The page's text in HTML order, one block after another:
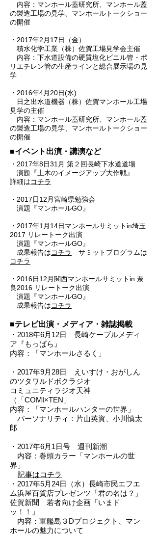
内容：マンホール蓋研究所、マンホール蓋
の製造工場の見学、マンホールトークショー
の開催
・2017年2月17日（金）
積水化学工業（株）佐賀工場見学会主催
​ 内容：下水道設備の硬質塩化ビニル管・ポ
リエチレン管の生産ラインと総合展示場の見
学
・2016年4月20日(水)
日之出水道機器（株）佐賀マンホール工場
見学の主催
内容：マンホール蓋研究所、マンホール蓋
の製造工場の見学、マンホールトークショー
の開催
■イベント出演・講演など
・2017年8日31月 第２回長崎下水道道場
演題『土木のイメージアップ大作戦』
​詳細はコチラ
・2017日12月宮崎県勉強会
演題『マンホールGO』
・2017年1月14日マンホールサミットin埼玉
2017 リレートーク出演
演題『マンホールGO』
成果報告はコチラ
サミットプログラムは
コチラ
・2016日12月関西マンホールサミットin 奈
良2016 リレートーク出演
演題『マンホールGO』
成果報告はコチラ
■テレビ出演・メディア・雑誌掲載
・2018年6月12日 長崎ケーブルメディ
ア『もっぱら』
内容：「マンホールさるく」
・2017年9月28日 えいすけ・おがしん
のツタワルドボクラジオ
コミュニティラジオ天神
（「COMI×TEN」
内容：「マンホールハンターの世界」
パーソナリティ：片山英資、小川慎太
郎
・2017年6月1日号 週刊新潮
内容：巻頭カラー「マンホールの世
界」
記事はコチラ
・2017年5月24日（水）長崎市民エフエ
ム浜屋百貨店プレゼンツ「君の名は？」
佐賀新聞 若者向け企画『いまド
ッ！！』
内容：軍艦島３Dプロジェクト、マン
ホールの魅力について